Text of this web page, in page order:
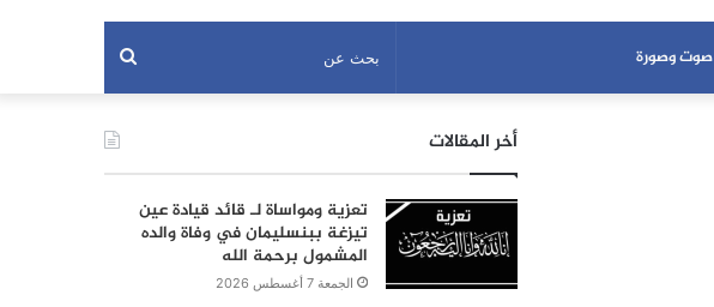
صوت وصورة بحث
عن أخر المقالات
تعزية ومواساة لـ قائد قيادة عين
تيزغة ببنسليمان في وفاة والده
المشمول برحمة الله
الجمعة 7 أغسطس 2026